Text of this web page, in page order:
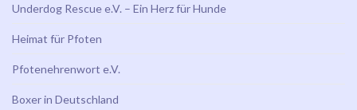
Underdog Rescue e.V. – Ein Herz für Hunde
Heimat für Pfoten
Pfotenehrenwort e.V.
Boxer in Deutschland